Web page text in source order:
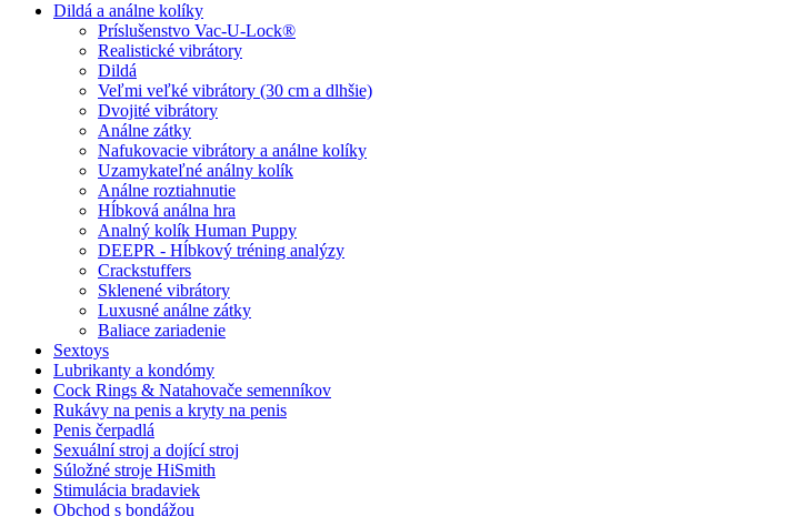
Dildá a análne kolíky
Príslušenstvo Vac-U-Lock®
Realistické vibrátory
Dildá
Veľmi veľké vibrátory (30 cm a dlhšie)
Dvojité vibrátory
Análne zátky
Nafukovacie vibrátory a análne kolíky
Uzamykateľné análny kolík
Análne roztiahnutie
Hĺbková análna hra
Analný kolík Human Puppy
DEEPR - Hĺbkový tréning analýzy
Crackstuffers
Sklenené vibrátory
Luxusné análne zátky
Baliace zariadenie
Sextoys
Lubrikanty a kondómy
Cock Rings & Natahovače semenníkov
Rukávy na penis a kryty na penis
Penis čerpadlá
Sexuální stroj a dojící stroj
Súložné stroje HiSmith
Stimulácia bradaviek
Obchod s bondážou